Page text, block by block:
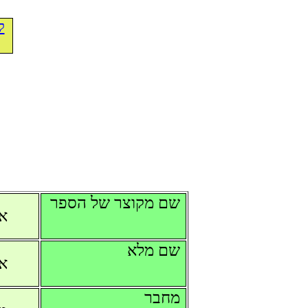
שם מקוצר של הספר
שם מלא
מחבר